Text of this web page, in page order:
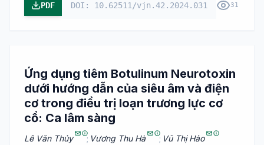
PDF DOI: 10.62511/vjn.42.2024.031 31
Ứng dụng tiêm Botulinum Neurotoxin
dưới hướng dẫn của siêu âm và điện
cơ trong điều trị loạn trương lực cơ
cổ: Ca lâm sàng
Lê Văn Thủy ; Vương Thu Hà ; Vũ Thị Hảo